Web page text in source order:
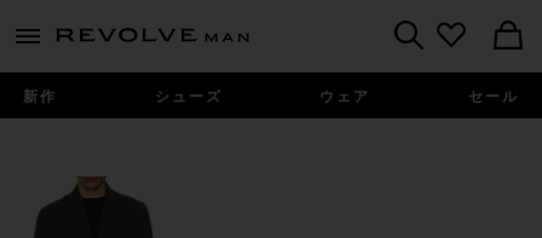
menu - shows more content
Revolve
新作 シューズ ウェア セール